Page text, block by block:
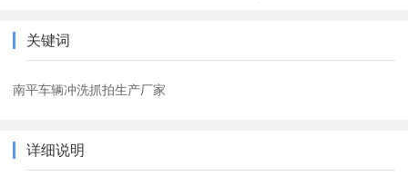
关键词
南平车辆冲洗抓拍生产厂家
详细说明